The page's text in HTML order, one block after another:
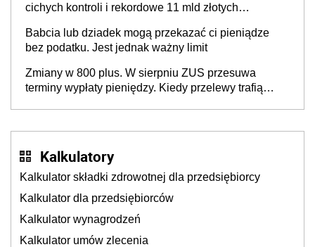
cichych kontroli i rekordowe 11 mld złotych
Babcia lub dziadek mogą przekazać ci pieniądze
bez podatku. Jest jednak ważny limit
Zmiany w 800 plus. W sierpniu ZUS przesuwa
terminy wypłaty pieniędzy. Kiedy przelewy trafią
Kalkulatory
Kalkulator składki zdrowotnej dla przedsiębiorcy
Kalkulator dla przedsiębiorców
Kalkulator wynagrodzeń
Kalkulator umów zlecenia